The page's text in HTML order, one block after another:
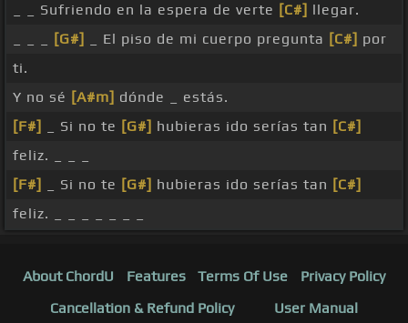
_ _ Sufriendo en la espera de verte [C#] llegar.
[G#] _ El piso de mi cuerpo pregunta [C#] por
ti.
Y no sé [A#m] dónde _ estás.
[F#]
_ Si no te [G#] hubieras ido serías tan [C#]
feliz. _ _ _
[F#]
_ Si no te [G#] hubieras ido serías tan [C#]
feliz. _ _ _ _ _ _ _
About ChordU Features Terms Of Use
Privacy Policy
Cancellation & Refund Policy
User Manual